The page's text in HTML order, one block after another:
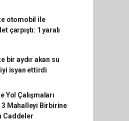
otomobil ile
çarpıştı: 1 yaralı
bir aydır akan su
isyan ettirdi
Yol Çalışmaları
3 Mahalleyi Birbirine
Caddeler